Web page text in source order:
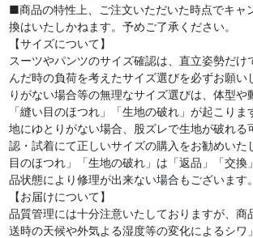
■商品の特性上、ご注文いただいた時点でキ
換はいたしかねます。予めご了承ください。
【サイズについて】
スーツやパンツのサイズ確認は、直立姿勢だ
んだ時の負荷を考えたサイズ選びを必ずお願
りがない場合等の無理なサイズ選びは、体型や
「縫い目のほつれ」「生地の破れ」が起こり
地にゆとりがない場合、股ズレで生地が破れ
認・試着にて正しいサイズの購入をお勧めい
目のほつれ」「生地の破れ」は「返品」「交
品状態により修理が出来ない場合もございます。
【お届けについて】
品質管理には十分注意いたしておりますが、
送時の天候や外気よる湿度等の変化によるシ